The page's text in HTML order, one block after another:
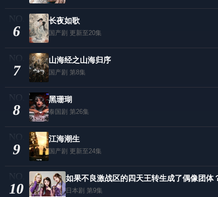
6
长夜如歌
国产剧 更新至20集
7
山海经之山海归序
国产剧 第8集
8
黑珊瑚
泰国剧 第26集
9
江海潮生
国产剧 更新至24集
10
如果不良激战区的四天王转生成了偶像团体
日本剧 第9集